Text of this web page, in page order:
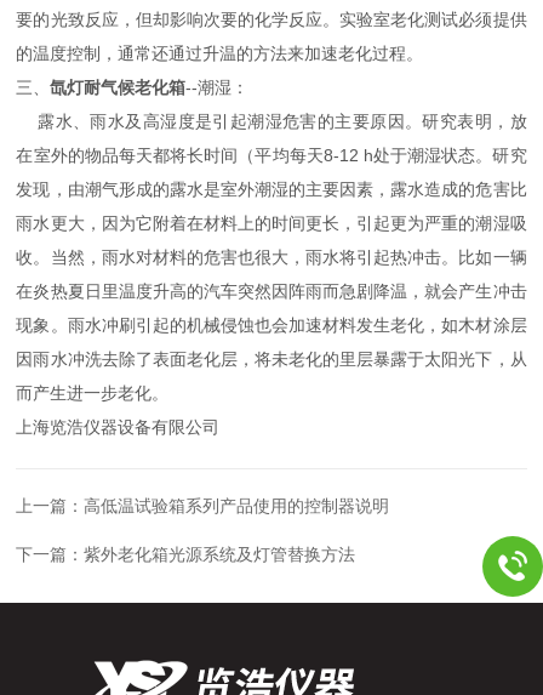
要的光致反应，但却影响次要的化学反应。实验室老化测试必须提供
的温度控制，通常还通过升温的方法来加速老化过程。
三、氙灯耐气候老化箱--潮湿：
露水、雨水及高湿度是引起潮湿危害的主要原因。研究表明，放
在室外的物品每天都将长时间（平均每天8-12 h处于潮湿状态。研究
发现，由潮气形成的露水是室外潮湿的主要因素，露水造成的危害比
雨水更大，因为它附着在材料上的时间更长，引起更为严重的潮湿吸
收。当然，雨水对材料的危害也很大，雨水将引起热冲击。比如一辆
在炎热夏日里温度升高的汽车突然因阵雨而急剧降温，就会产生冲击
现象。雨水冲刷引起的机械侵蚀也会加速材料发生老化，如木材涂层
因雨水冲洗去除了表面老化层，将未老化的里层暴露于太阳光下，从
而产生进一步老化。
上海览浩仪器设备有限公司
上一篇：高低温试验箱系列产品使用的控制器说明
下一篇：紫外老化箱光源系统及灯管替换方法